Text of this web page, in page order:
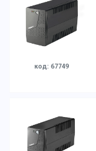
код: 67749